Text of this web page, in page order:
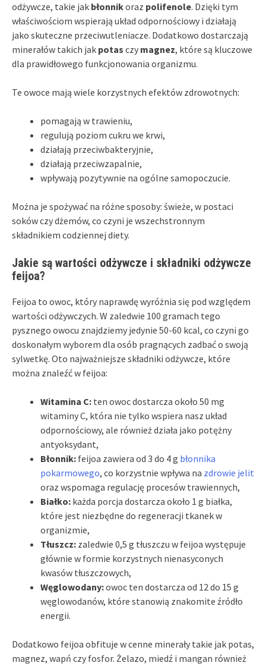
odżywcze, takie jak błonnikoraz polifenole. Dzięki tym
właściwościom wspierają układ odpornościowy i działają
jako skuteczne przeciwutleniacze. Dodatkowo dostarczają
minerałów takich jak potas czy magnez, które są kluczowe
dla prawidłowego funkcjonowania organizmu.
Te owoce mają wiele korzystnych efektów zdrowotnych:
pomagają w trawieniu,
regulują poziom cukru we krwi,
działają przeciwbakteryjnie,
działają przeciwzapalnie,
wpływają pozytywnie na ogólne samopoczucie.
Można je spożywać na różne sposoby: świeże, w postaci
soków czy dżemów, co czyni je wszechstronnym
składnikiem codziennej diety.
Jakie są wartości odżywcze i składniki odżywcze
feijoa?
Feijoa to owoc, który naprawdę wyróżnia się pod względem
wartości odżywczych. W zaledwie 100 gramach tego
pysznego owocu znajdziemy jedynie 50-60 kcal, co czyni go
doskonałym wyborem dla osób pragnących zadbać o swoją
sylwetkę. Oto najważniejsze składniki odżywcze, które
można znaleźć w feijoa:
Witamina C: ten owoc dostarcza około 50 mg
witaminy C, która nie tylko wspiera nasz układ
odpornościowy, ale również działa jako potężny
antyoksydant,
Błonnik: feijoa zawiera od 3 do 4 g błonnika
pokarmowego, co korzystnie wpływa na zdrowie jelit
oraz wspomaga regulację procesów trawiennych,
Białko: każda porcja dostarcza około 1 g białka,
które jest niezbędne do regeneracji tkanek w
organizmie,
Tłuszcz: zaledwie 0,5 g tłuszczu w feijoa występuje
głównie w formie korzystnych nienasyconych
kwasów tłuszczowych,
Węglowodany:owoc ten dostarcza od 12 do 15 g
węglowodanów, które stanowią znakomite źródło
energii.
Dodatkowo feijoa obfituje w cenne minerały takie jak potas,
magnez, wapń czy fosfor. Żelazo, miedź i mangan również